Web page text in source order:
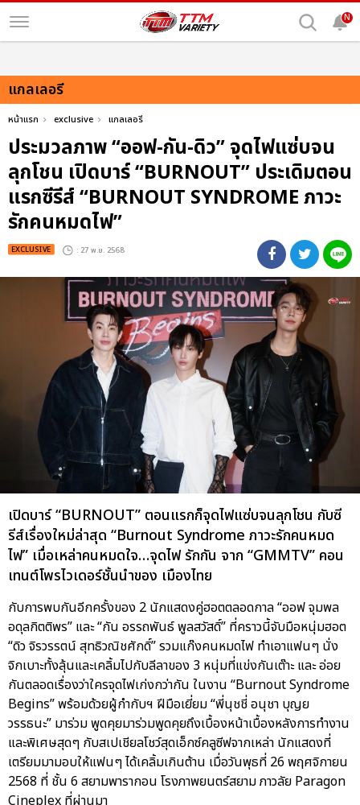
N
แกลเลอรี
หน้าแรก exclusive แกลเลอรี
ประมวลภาพ “ออฟ-กัน-ดิว” จุดไฟแซ่บจน
ลุกโชน เปิดบาร์ “BURNOUT” ประเดิมตอน
แรกซีรีส์ “BURNOUT SYNDROME ภาวะ
รักคนหมดไฟ”
EXCLUSIVE : 27 พ.ย. 2568
เปิดบาร์ “BURNOUT” ตอนแรกก็จุดไฟแซ่บจนลุกโชน กับซี
รีส์เรื่องใหม่ล่าสุด “Burnout Syndrome ภาวะรักคนหมด
ไฟ” เมื่อเหล่าคนหมดใจ…จุดไฟ รักกัน จาก “GMMTV” คอน
เทนต์โพรไวเดอร์ชั้นนำของ เมืองไทย
กับการพบกันอีกครั้งของ 2 นักแสดงคู่ฮอตตลอดกาล “ออฟ จุมพล
อดุลกิตติพร” และ “กัน อรรถพันธ์ พูลสวัสดิ์” ที่คราวนี้จับมือหนุ่มฮอต
“ดิว จิรวรรตน์ สุทธิวณิชศักดิ์” รวมแก๊งคนหมดไฟ ทำเอาแฟนๆ นั่ง
จิกเบาะทั้งลุ้นและเคลิ้มไปกับลีลาของ 3 หนุ่มที่แข่งกันเต๊าะ และ อ่อย
กันตลอดเรื่องว่าใครจุดไฟเก่งกว่ากัน ในงาน “Burnout Syndrome
Begins” พร้อมด้วยผู้กำกับฯ ฝีมือเยี่ยม “พี่นุชชี่ อนุชา บุญย
วรรธนะ” มาร่วม พูดคุยมาร่วมพูดคุยถึงเบื้องหน้าเบื้องหลังการทำงาน
และพิเศษสุดๆ กับสเปเชียลโชว์สุดเอ็กซ์คลูซีฟจากเหล่า นักแสดงที่
เตรียมมามอบให้แฟนๆ ได้เคลิ้มเกินต้าน เมื่อวันพุธที่ 26 พฤศจิกายน
2568 ที่ ชั้น 6 สยามพารากอน โรงภาพยนตร์สยาม ภาวลัย Paragon
Cineplex ที่ผ่านมา